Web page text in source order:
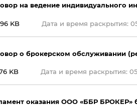
на ведение индивидуального
KB Дата и время раскрытия:
о брокерском обслуживании
KB Дата и время раскрытия:
оказания ООО «ББР БРОКЕР»